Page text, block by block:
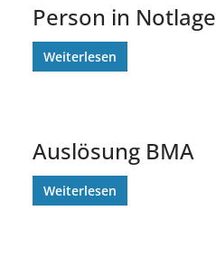
Person in Notlage
Weiterlesen
Auslösung BMA
Weiterlesen